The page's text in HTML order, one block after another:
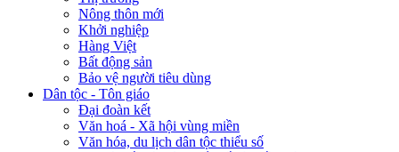
Nông thôn mới
Khởi nghiệp
Hàng Việt
Bất động sản
Bảo vệ người tiêu dùng
Dân tộc - Tôn giáo
Đại đoàn kết
Văn hoá - Xã hội vùng miền
Văn hóa, du lịch dân tộc thiểu số